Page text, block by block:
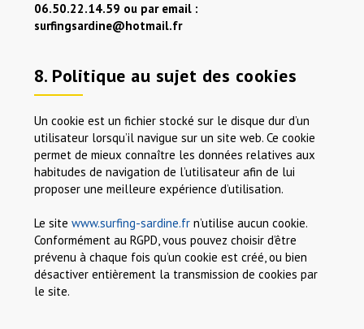
06.50.22.14.59 ou par email :
surfingsardine@hotmail.fr
8. Politique au sujet des cookies
Un cookie est un fichier stocké sur le disque dur d’un
utilisateur lorsqu’il navigue sur un site web. Ce cookie
permet de mieux connaître les données relatives aux
habitudes de navigation de l’utilisateur afin de lui
proposer une meilleure expérience d’utilisation.
Le site www.surfing-sardine.frn’utilise aucun cookie.
Conformément au RGPD, vous pouvez choisir d’être
prévenu à chaque fois qu’un cookie est créé, ou bien
désactiver entièrement la transmission de cookies par
le site.